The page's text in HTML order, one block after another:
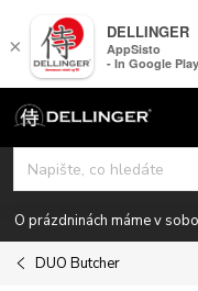
Přejít
na
obsah
O prázdninách máme v
DUO Butcher
×
DELLINGER
AppSisto
- In Google Play